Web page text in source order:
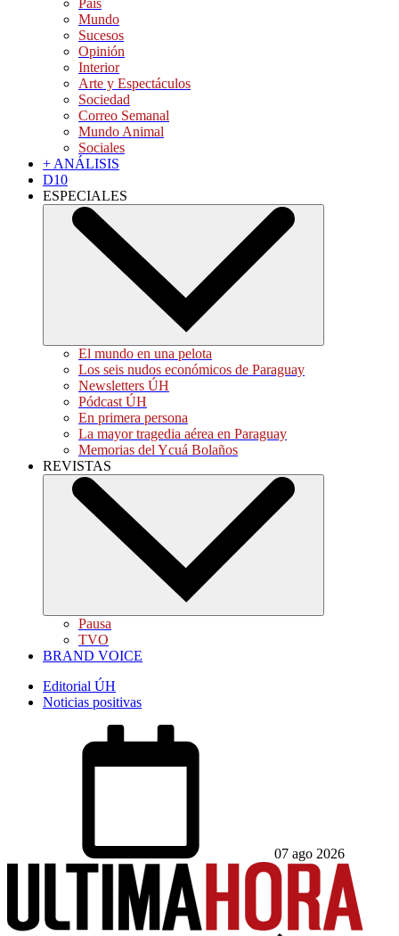
País
Mundo
Sucesos
Opinión
Interior
Arte y Espectáculos
Sociedad
Correo Semanal
Mundo Animal
Sociales
+ ANÁLISIS
D10
ESPECIALES
El mundo en una pelota
Los seis nudos económicos de Paraguay
Newsletters ÚH
Pódcast ÚH
En primera persona
La mayor tragedia aérea en Paraguay
Memorias del Ycuá Bolaños
REVISTAS
Pausa
TVO
BRAND VOICE
Editorial ÚH
Noticias positivas
07 ago 2026